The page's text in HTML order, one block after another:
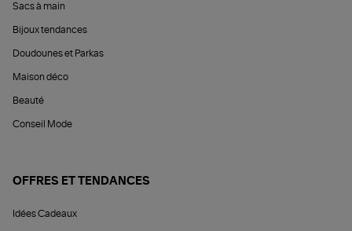
Sacs à main
Bijoux tendances
Doudounes et Parkas
Maison déco
Beauté
Conseil Mode
OFFRES ET TENDANCES
Idées Cadeaux